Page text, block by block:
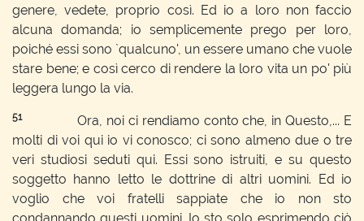
genere, vedete, proprio così. Ed io a loro non faccio
alcuna domanda; io semplicemente prego per loro,
poiché essi sono `qualcuno', un essere umano che vuole
stare bene; e così cerco di rendere la loro vita un po' più
leggera lungo la via.
51Ora, noi ci rendiamo conto che, in Questo,... E
molti di voi qui io vi conosco; ci sono almeno due o tre
veri studiosi seduti qui. Essi sono istruiti, e su questo
soggetto hanno letto le dottrine di altri uomini. Ed io
voglio che voi fratelli sappiate che io non sto